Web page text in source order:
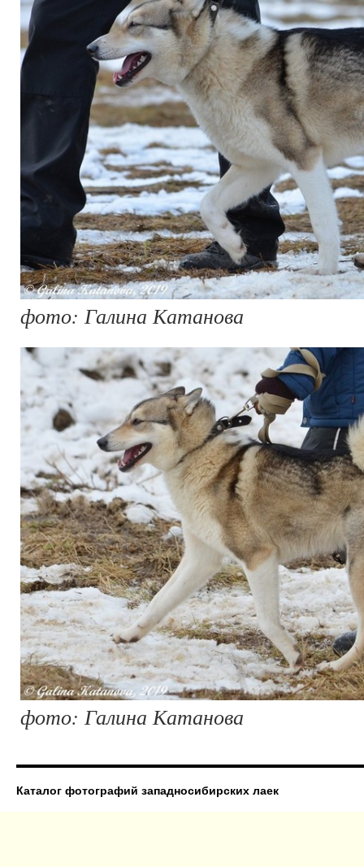
фото: Галина Катанова
фото: Галина Катанова
Каталог фотографий западносибирских лаек